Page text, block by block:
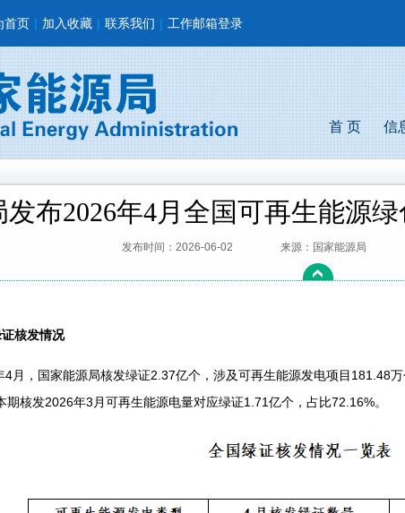
首页 | 加入收藏 | 联系我们 | 工作邮箱登录
首 页 信
发布2026年4月全国可再生能源
发布时间：2026-06-02 来源：国家能源局
核发情况
4月，国家能源局核发绿证2.37亿个，涉及可再生能源发电项目181.48
期核发2026年3月可再生能源电量对应绿证1.71亿个，占比72.16%。